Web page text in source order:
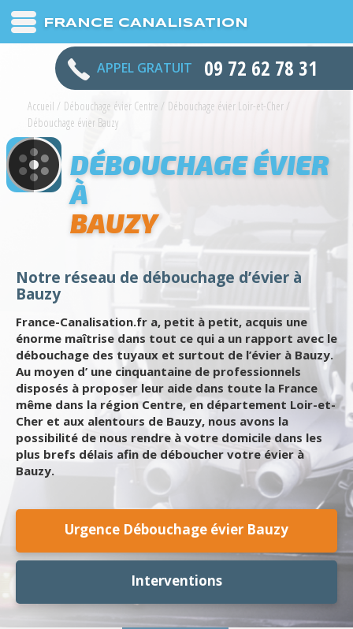
FRANCE CANALISATION
APPEL GRATUIT 09 72 62 78 31
Accueil / Débouchage évier Centre / Débouchage évier Loir-et-Cher/
Débouchage évier Bauzy
DÉBOUCHAGE ÉVIER
À
BAUZY
Notre réseau de débouchage d’évier à
Bauzy
France-Canalisation.fr a, petit à petit, acquis une
énorme maîtrise dans tout ce qui a un rapport avec le
débouchage des tuyaux et surtout de l’évier à Bauzy.
Au moyen d’ une cinquantaine de professionnels
disposés à proposer leur aide dans toute la France
même dans la région Centre, en département Loir-et-
Cher et aux alentours de Bauzy, nous avons la
possibilité de nous rendre à votre domicile dans les
plus brefs délais afin de déboucher votre évier à
Bauzy.
Urgence Débouchage évier Bauzy
Interventions